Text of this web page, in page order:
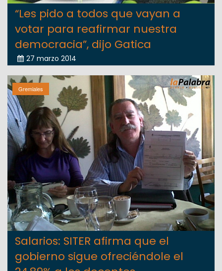
“Les pido a todos que vayan a
votar para reafirmar nuestra
democracia”, dijo Gatica
27 marzo 2014
Gremiales
Salarios: SITER afirma que el
gobierno sigue ofreciéndole el